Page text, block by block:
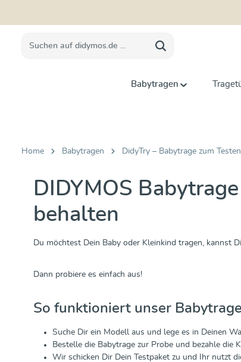
Babytragen
Home Babytragen DidyTry – Babytrage zum Testen
DIDYMOS
behalten
Du möchtest Dein Baby oder Kleinkind tragen, kannst
Dann probiere es einfach aus!
So funktioniert unser
Suche Dir ein Modell aus und lege es in Deinen
Bestelle die Babytrage zur Probe und bezahle die
Wir schicken Dir Dein Testpaket zu und Ihr nutzt